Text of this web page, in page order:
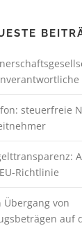
steuerfreie
Richtlinie
Übergang von
auf